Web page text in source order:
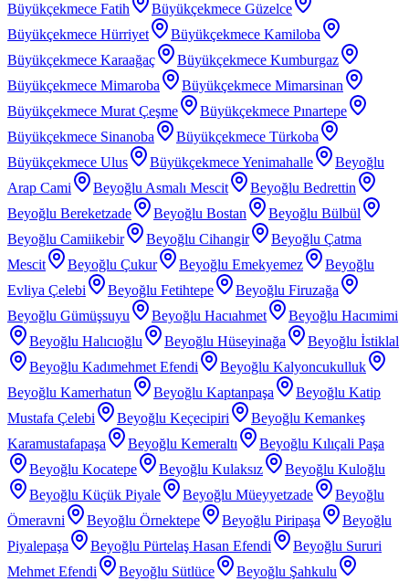
Büyükçekmece Fatih
Büyükçekmece Güzelce
Büyükçekmece Hürriyet
Büyükçekmece Kamiloba
Büyükçekmece Karaağaç
Büyükçekmece Kumburgaz
Büyükçekmece Mimaroba
Büyükçekmece Mimarsinan
Büyükçekmece Murat Çeşme
Büyükçekmece Pınartepe
Büyükçekmece Sinanoba
Büyükçekmece Türkoba
Büyükçekmece Ulus
Büyükçekmece Yenimahalle
Beyoğlu
Arap Cami
Beyoğlu Asmalı Mescit
Beyoğlu Bedrettin
Beyoğlu Bereketzade
Beyoğlu Bostan
Beyoğlu Bülbül
Beyoğlu Camiikebir
Beyoğlu Cihangir
Beyoğlu Çatma
Mescit
Beyoğlu Çukur Beyoğlu Emekyemez
Beyoğlu
Evliya Çelebi
Beyoğlu Fetihtepe
Beyoğlu Firuzağa
Beyoğlu Gümüşsuyu
Beyoğlu Hacıahmet
Beyoğlu Hacımimi
Beyoğlu Halıcıoğlu
Beyoğlu Hüseyinağa
Beyoğlu İstiklal
Beyoğlu Kadımehmet Efendi
Beyoğlu Kalyoncukulluk
Beyoğlu Kamerhatun
Beyoğlu Kaptanpaşa
Beyoğlu Katip
Mustafa Çelebi
Beyoğlu Keçecipiri
Beyoğlu Kemankeş
Karamustafapaşa
Beyoğlu Kemeraltı
Beyoğlu Kılıçali Paşa
Beyoğlu Kocatepe
Beyoğlu Kulaksız
Beyoğlu Kuloğlu
Beyoğlu Küçük Piyale
Beyoğlu Müeyyetzade
Beyoğlu
Ömeravni
Beyoğlu Örnektepe Beyoğlu Piripaşa
Beyoğlu
Piyalepaşa
Beyoğlu Pürtelaş Hasan Efendi
Beyoğlu Sururi
Mehmet Efendi
Beyoğlu Sütlüce
Beyoğlu Şahkulu